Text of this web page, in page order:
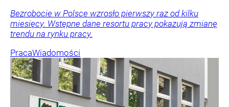
Bezrobocie w Polsce wzrosło pierwszy raz od kilku
miesięcy. Wstępne dane resortu pracy pokazują zmianę
trendu na rynku pracy.
PracaWiadomości